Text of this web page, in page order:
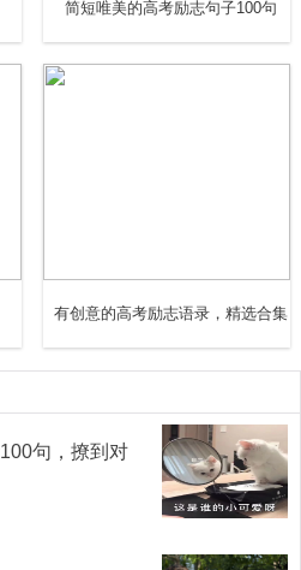
简短唯美的高考励志句子100句
有创意的高考励志语录，精选合集
句，撩到对